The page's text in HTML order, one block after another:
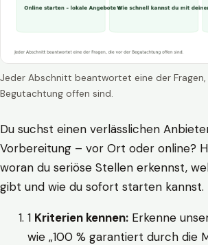
Jeder Abschnitt beantwortet eine der
Begutachtung offen sind.
Du suchst einen verlässlichen
Vorbereitung – vor Ort oder online?
woran du seriöse Stellen erkennst,
gibt und wie du sofort starten kannst.
1 Kriterien kennen: Erkenne
wie „100 % garantiert durch die